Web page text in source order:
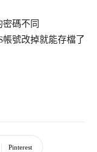
碼不同
號改掉就能存檔了
Pinterest